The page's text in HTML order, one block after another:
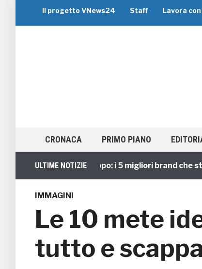
Il progetto VNews24 Staff Lavora
CRONACA PRIMO PIANO
ULTIME NOTIZIE
Viaggi di Gruppo: i 5 migliori brand che
IMMAGINI
Le 10 mete
tutto e